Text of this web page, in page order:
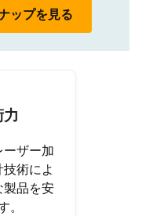
ップを見る
ザー加
術によ
製品を安